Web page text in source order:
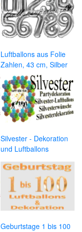
Luftballons aus Folie
Zahlen, 43 cm, Silber
Silvester - Dekoration
und Luftballons
Geburtstage 1 bis 100